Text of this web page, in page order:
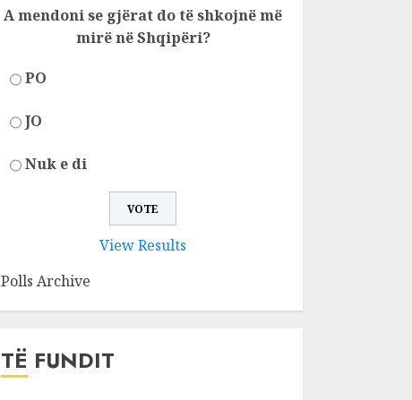
A mendoni se gjërat do të shkojnë më
mirë në Shqipëri?
PO
JO
Nuk e di
View Results
Polls Archive
TË FUNDIT